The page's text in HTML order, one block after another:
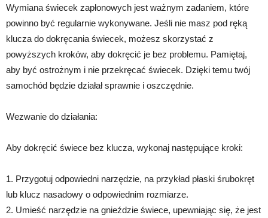
Wymiana świecek zapłonowych jest ważnym zadaniem, które
powinno być regularnie wykonywane. Jeśli nie masz pod ręką
klucza do dokręcania świecek, możesz skorzystać z
powyższych kroków, aby dokręcić je bez problemu. Pamiętaj,
aby być ostrożnym i nie przekręcać świecek. Dzięki temu twój
samochód będzie działał sprawnie i oszczędnie.
Wezwanie do działania:
Aby dokręcić świece bez klucza, wykonaj następujące kroki:
1. Przygotuj odpowiedni narzędzie, na przykład płaski śrubokręt
lub klucz nasadowy o odpowiednim rozmiarze.
2. Umieść narzędzie na gnieździe świece, upewniając się, że jest